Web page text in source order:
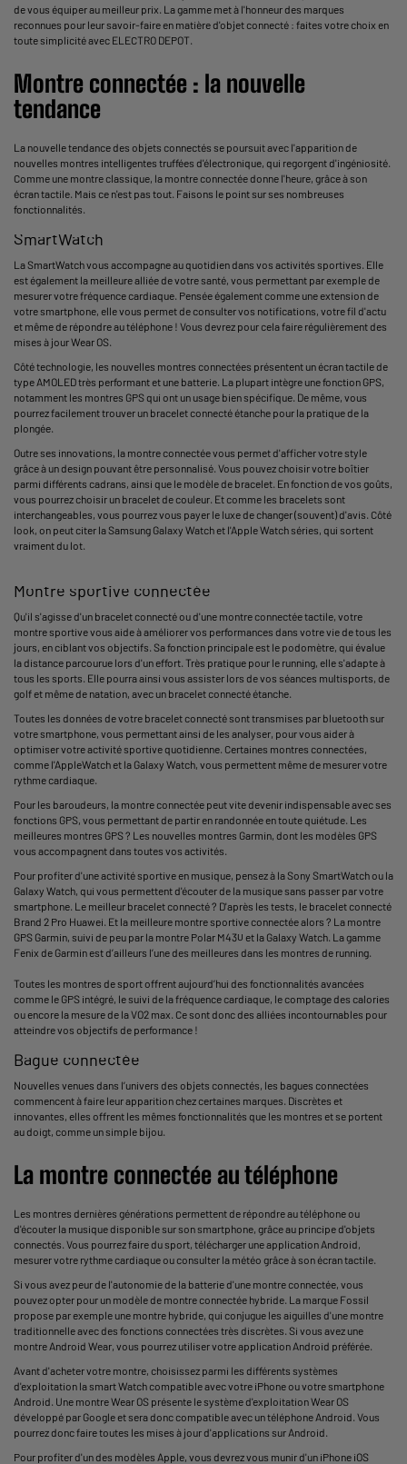
de vous équiper au meilleur prix. La gamme met à l'honneur des marques
reconnues pour leur savoir-faire en matière d'objet connecté : faites votre choix en
toute simplicité avec ELECTRO DEPOT.
Montre connectée : la nouvelle
tendance
La nouvelle tendance des objets connectés se poursuit avec l'apparition de
nouvelles montres intelligentes truffées d'électronique, qui regorgent d'ingéniosité.
Comme une montre classique, la montre connectée donne l'heure, grâce à son
écran tactile. Mais ce n'est pas tout. Faisons le point sur ses nombreuses
fonctionnalités.
SmartWatch
La SmartWatch vous accompagne au quotidien dans vos activités sportives. Elle
est également la meilleure alliée de votre santé, vous permettant par exemple de
mesurer votre fréquence cardiaque. Pensée également comme une extension de
votre smartphone, elle vous permet de consulter vos notifications, votre fil d'actu
et même de répondre au téléphone ! Vous devrez pour cela faire régulièrement des
mises à jour Wear OS.
Côté technologie, les nouvelles montres connectées présentent un écran tactile de
type AMOLED très performant et une batterie. La plupart intègre une fonction GPS,
notamment les montres GPS qui ont un usage bien spécifique. De même, vous
pourrez facilement trouver un bracelet connecté étanche pour la pratique de la
plongée.
Outre ses innovations, la montre connectée vous permet d'afficher votre style
grâce à un design pouvant être personnalisé. Vous pouvez choisir votre boîtier
parmi différents cadrans, ainsi que le modèle de bracelet. En fonction de vos goûts,
vous pourrez choisir un bracelet de couleur. Et comme les bracelets sont
interchangeables, vous pourrez vous payer le luxe de changer (souvent) d'avis. Côté
look, on peut citer la Samsung Galaxy Watch et l'Apple Watch séries, qui sortent
vraiment du lot.
Montre sportive connectée
Qu'il s'agisse d'un bracelet connecté ou d'une montre connectée tactile, votre
montre sportive vous aide à améliorer vos performances dans votre vie de tous les
jours, en ciblant vos objectifs. Sa fonction principale est le podomètre, qui évalue
la distance parcourue lors d'un effort. Très pratique pour le running, elle s'adapte à
tous les sports. Elle pourra ainsi vous assister lors de vos séances multisports, de
golf et même de natation, avec un bracelet connecté étanche.
Toutes les données de votre bracelet connecté sont transmises par bluetooth sur
votre smartphone, vous permettant ainsi de les analyser, pour vous aider à
optimiser votre activité sportive quotidienne. Certaines montres connectées,
comme l'AppleWatch et la Galaxy Watch, vous permettent même de mesurer votre
rythme cardiaque.
Pour les baroudeurs, la montre connectée peut vite devenir indispensable avec ses
fonctions GPS, vous permettant de partir en randonnée en toute quiétude. Les
meilleures montres GPS ? Les nouvelles montres Garmin, dont les modèles GPS
vous accompagnent dans toutes vos activités.
Pour profiter d'une activité sportive en musique, pensez à la Sony SmartWatch ou la
Galaxy Watch, qui vous permettent d'écouter de la musique sans passer par votre
smartphone. Le meilleur bracelet connecté ? D'après les tests, le bracelet connecté
Brand 2 Pro Huawei. Et la meilleure montre sportive connectée alors ? La montre
GPS Garmin, suivi de peu par la montre Polar M430 et la Galaxy Watch. La gamme
Fenix de Garmin est d’ailleurs l’une des meilleures dans les montres de running
Toutes les montres de sportoffrent aujourd’hui des fonctionnalités avancées
comme le GPS intégré, le suivi de la fréquence cardiaque, le comptage des calories
ou encore la mesure de la VO2 max. Ce sont donc des alliées incontournables pour
atteindre vos objectifs de performance !
Bague connectée
Nouvelles venues dans l’univers des objets connectés, les bagues connectées
commencent à faire leur apparition chez certaines marques. Discrètes et
innovantes, elles offrent les mêmes fonctionnalités que les montres et se portent
au doigt, comme un simple bijou.
La montre connectée au téléphone
Les montres dernières générations permettent de répondre au téléphone ou
d'écouter la musique disponible sur son smartphone, grâce au principe d'objets
connectés. Vous pourrez faire du sport, télécharger une application Android,
mesurer votre rythme cardiaque ou consulter la météo grâce à son écran tactile.
Si vous avez peur de l'autonomie de la batterie d'une montre connectée, vous
pouvez opter pour un modèle de montre connectée hybride. La marque Fossil
propose par exemple une montre hybride, qui conjugue les aiguilles d'une montre
traditionnelle avec des fonctions connectées très discrètes. Si vous avez une
montre Android Wear, vous pourrez utiliser votre application Android préférée.
Avant d'acheter votre montre, choisissez parmi les différents systèmes
d'exploitation la smart Watch compatible avecvotre iPhoneou votre smartphone
Android. Une montre Wear OS présente le système d'exploitation Wear OS
développé par Google et sera donc compatible avec un téléphone Android. Vous
pourrez donc faire toutes les mises à jour d'applications sur Android.
Pour profiter d'un des modèles Apple, vous devrez vous munir d'un iPhone iOS